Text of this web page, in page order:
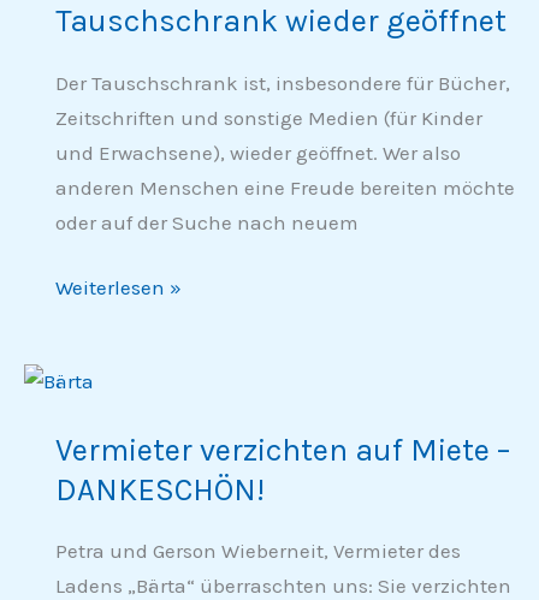
Tauschschrank wieder geöffnet
Der Tauschschrank ist, insbesondere für Bücher,
Zeitschriften und sonstige Medien (für Kinder
und Erwachsene), wieder geöffnet. Wer also
anderen Menschen eine Freude bereiten möchte
oder auf der Suche nach neuem
geöffnet
Weiterlesen »
Vermieter verzichten auf Miete –
DANKESCHÖN!
Petra und Gerson Wieberneit, Vermieter des
Ladens „Bärta“ überraschten uns: Sie verzichten
Vermieter
auf
Miete
DANKESCHÖN!